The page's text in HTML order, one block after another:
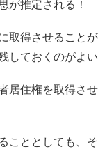
が推定される！
取得させること
しておくのがよい
居住権を取得さ
こととしても、